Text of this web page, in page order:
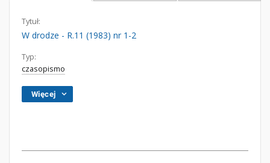
Tytuł:
W drodze - R.11 (1983) nr 1-2
Typ:
czasopismo
Więcej